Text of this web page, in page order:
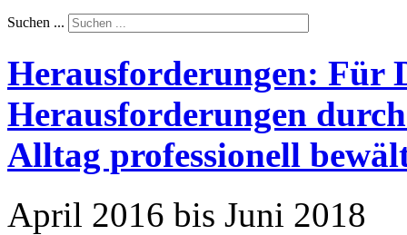
Suchen ...
Herausforderungen: Für
Herausforderungen
Alltag professionell
April 2016 bis Juni 2018